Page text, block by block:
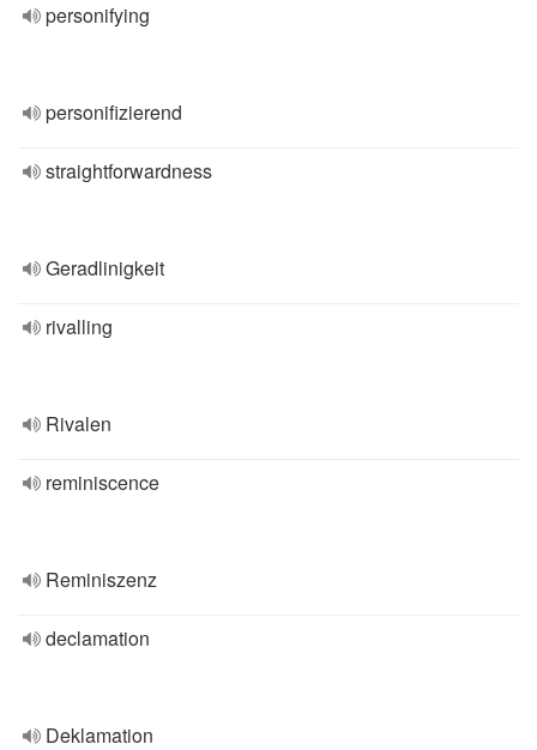
personifying
personifizierend
straightforwardness
Geradlinigkeit
rivalling
Rivalen
reminiscence
Reminiszenz
declamation
Deklamation